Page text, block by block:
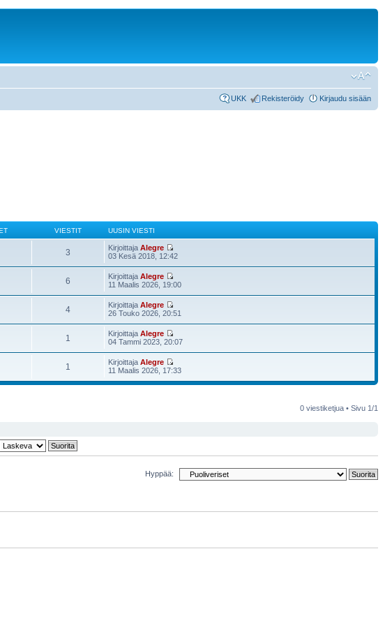
UKK Rekisteröidy Kirjaudu sisään
VIESTIT UUSIN VIESTI
3 KirjoittajaAlegre
03 Kesä 2018, 12:42
6 KirjoittajaAlegre
11 Maalis 2026, 19:00
4 KirjoittajaAlegre
26 Touko 2026, 20:51
1 KirjoittajaAlegre
04 Tammi 2023, 20:07
1 KirjoittajaAlegre
11 Maalis 2026, 17:33
0 viestiketjua • Sivu 1/1
Hyppää: